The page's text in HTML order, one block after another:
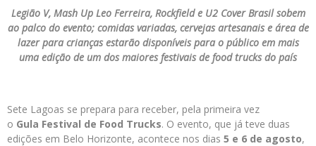
Legião V, Mash Up Leo Ferreira, Rockfield e U2 Cover Brasilsobem
ao palco do evento; comidas variadas, cervejas artesanais e área de
lazer para crianças estarão disponíveis para o público em mais
uma edição de um dos maiores festivais de food trucks do país
Sete Lagoas se prepara para receber, pela primeira vez
o Gula Festival de Food Trucks. O evento, que já teve duas
edições em Belo Horizonte, acontece nos dias 5 e 6 de agosto,